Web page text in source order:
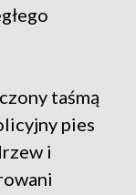
taśmą
pies
i